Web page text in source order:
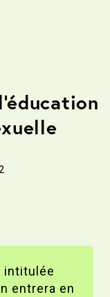
intitulée
entrera en